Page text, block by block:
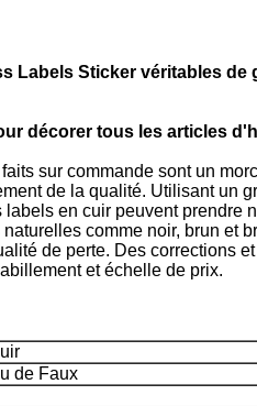
Labels Sticker véritables
décorer tous les articles
sur commande sont un
de la qualité. Utilisant un
en cuir peuvent
comme noir, brun et
de perte. Des corrections
et échelle de prix.
de Faux